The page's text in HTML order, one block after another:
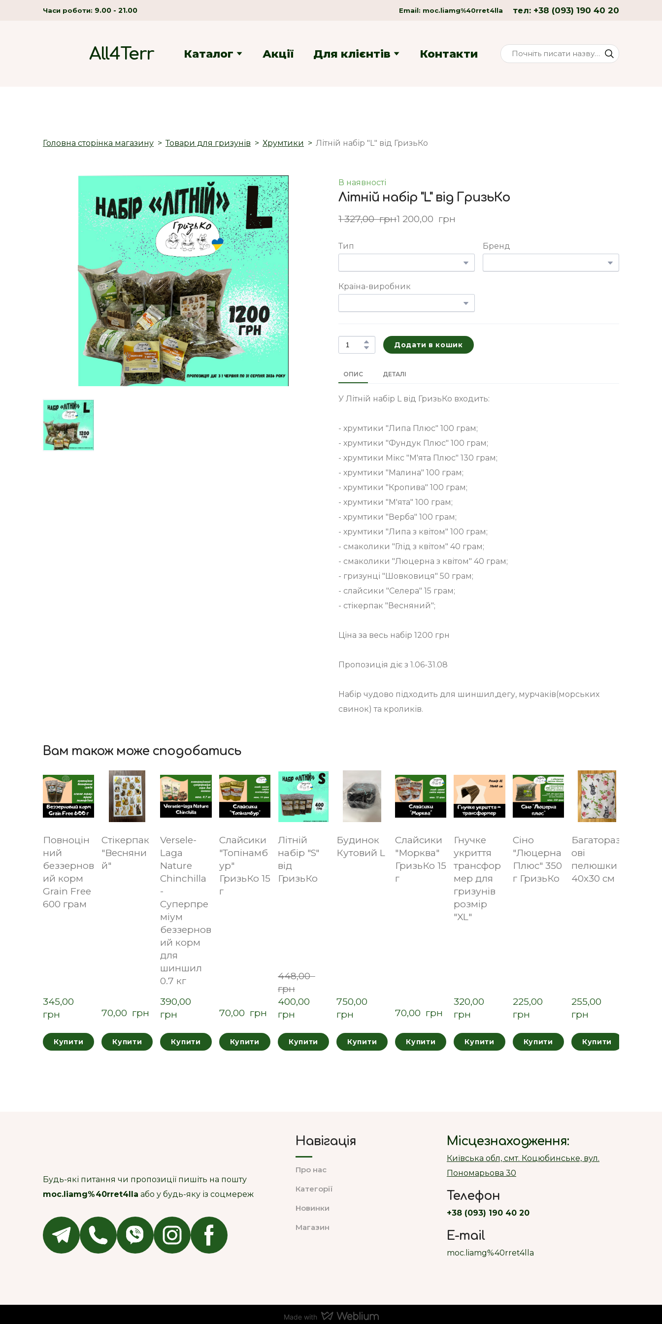
Часи роботи: 9.00 - 21.00 Email: moc.liamg%40rret4lla тел: +38 (093) 190 40 20
All4Terr Каталог Акції Для клієнтів Контакти
Головна сторінка магазину Товари для гризунів Хрумтики Літній набір "L" від ГризьКо
В наявності
Літній набір "L" від ГризьКо
1 327,00  грн1 200,00  грн
Тип Бренд
Країна-виробник
Додати в кошик
ОПИС ДЕТАЛІ
У Літній набір L від ГризьКо входить:
- хрумтики "Липа Плюс" 100 грам;
- хрумтики "Фундук Плюс" 100 грам;
- хрумтики Мікс "М'ята Плюс" 130 грам;
- хрумтики "Малина" 100 грам;
- хрумтики "Кропива" 100 грам;
- хрумтики "М'ята" 100 грам;
- хрумтики "Верба" 100 грам;
- хрумтики "Липа з квітом" 100 грам;
- смаколики "Глід з квітом" 40 грам;
- смаколики "Люцерна з квітом" 40 грам;
- гризунці "Шовковиця" 50 грам;
- слайсики "Селера" 15 грам;
- стікерпак "Весняний";
Ціна за весь набір 1200 грн
Пропозиція діє з 1.06-31.08
Набір чудово підходить для шиншил,дегу, мурчаків(морських
свинок) та кроликів.
Вам також може сподобатись
Повноцін
ний
беззернов
ий корм
Grain Free
600 грам
345,00
грн
Купити
Стікерпак
"Весняни
й"
70,00  грн
Купити
Versele-
Laga
Nature
Chinchilla
-
Суперпре
міум
беззернов
ий корм
для
шиншил
0.7 кг
390,00
грн
Купити
Слайсики
"Топінамб
ур"
ГризьКо 15
г
70,00  грн
Купити
Літній
набір "S"
від
ГризьКо
448,00
грн
400,00
грн
Купити
Будинок
Кутовий L
750,00
грн
Купити
Слайсики
"Морква"
ГризьКо 15
г
70,00  грн
Купити
Гнучке
укриття
трансфор
мер для
гризунів
розмір
"XL"
320,00
грн
Купити
Сіно
"Люцерна
Плюс" 350
г ГризьКо
225,00
грн
Купити
Багатораз
ові
пелюшки
40х30 см
255,00
грн
Купити
Будь-які питання чи пропозиції пишіть на пошту
moc.liamg%40rret4lla або у будь-яку із соцмереж
Навігація
Про нас
Категорії
Новинки
Магазин
Місцезнаходження:
Київська обл, смт. Коцюбинське, вул.
Пономарьова 30
Телефон
+38 (093) 190 40 20
E-mail
moc.liamg%40rret4lla
Made with